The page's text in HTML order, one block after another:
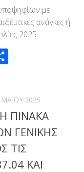
υποψηφίων με
ανάγκες ή
2025
ΜΑΪ́ΟΥ 2025
ΠΙΝΑΚΑ
ΓΕΝΙΚΗΣ
ΤΙΣ
ΚΑΙ